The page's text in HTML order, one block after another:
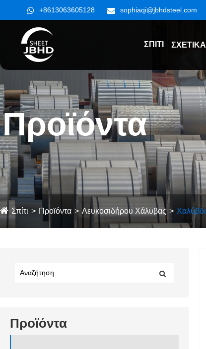
+8613063605128 sophiaqi@jbhdsteel.com
ΣΠΊΤΙ
Προϊόντα
Σπίτι Προϊόντα Λευκοσιδήρου Χάλυβας
Προϊόντα